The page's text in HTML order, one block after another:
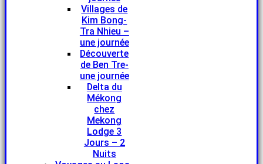
Villages de
Kim Bong-
Tra Nhieu –
une journée
Découverte
de Ben Tre-
une journée
Delta du
Mékong
chez
Mekong
Lodge 3
Jours – 2
Nuits